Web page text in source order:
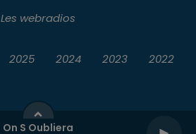
On S Oubliera
Les webradios
2025 2024 2023 2022